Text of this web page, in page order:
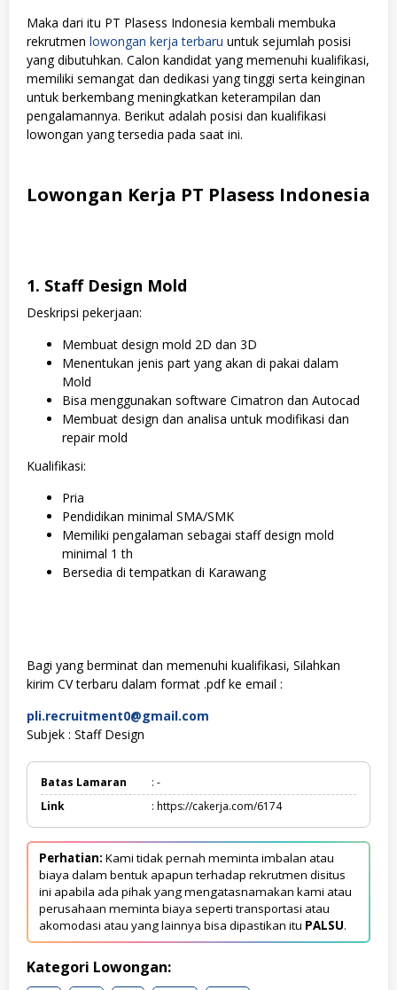
Maka dari itu PT Plasess Indonesia kembali membuka
rekrutmen lowongan kerja terbaru untuk sejumlah posisi
yang dibutuhkan. Calon kandidat yang memenuhi kualifikasi,
memiliki semangat dan dedikasi yang tinggi serta keinginan
untuk berkembang meningkatkan keterampilan dan
pengalamannya. Berikut adalah posisi dan kualifikasi
lowongan yang tersedia pada saat ini.
Lowongan Kerja PT Plasess Indonesia
1. Staff Design Mold
Deskripsi pekerjaan:
Membuat design mold 2D dan 3D
Menentukan jenis part yang akan di pakai dalam
Mold
Bisa menggunakan software Cimatron dan Autocad
Membuat design dan analisa untuk modifikasi dan
repair mold
Kualifikasi:
Pria
Pendidikan minimal SMA/SMK
Memiliki pengalaman sebagai staff design mold
minimal 1 th
Bersedia di tempatkan di Karawang
Bagi yang berminat dan memenuhi kualifikasi, Silahkan
kirim CV terbaru dalam format .pdf ke email :
pli.recruitment0@gmail.com
Subjek : Staff Design
Batas Lamaran
: -
Link
: https://cakerja.com/6174
Perhatian: Kami tidak pernah meminta imbalan atau
biaya dalam bentuk apapun terhadap rekrutmen disitus
ini apabila ada pihak yang mengatasnamakan kami atau
perusahaan meminta biaya seperti transportasi atau
akomodasi atau yang lainnya bisa dipastikan itu PALSU.
Kategori Lowongan: